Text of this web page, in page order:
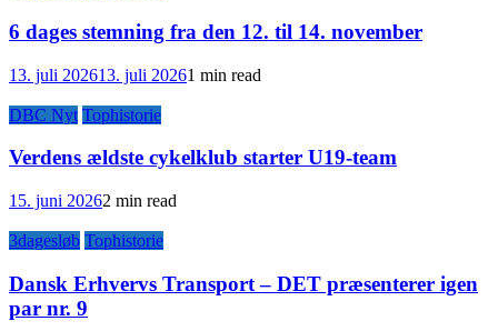
6 dages stemning fra den 12. til 14. november
13. juli 202613. juli 20261 min read
DBC Nyt Tophistorie
Verdens ældste cykelklub starter U19-team
15. juni 20262 min read
3dagesløb Tophistorie
Dansk Erhvervs Transport – DET præsenterer igen
par nr. 9